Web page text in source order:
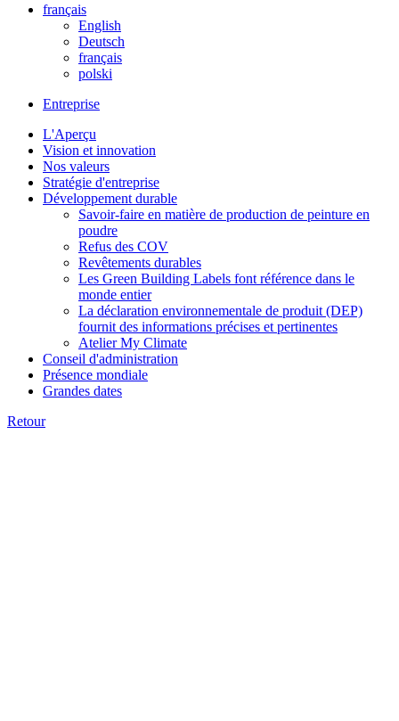
français
English
Deutsch
français
polski
Entreprise
L'Aperçu
Vision et innovation
Nos valeurs
Stratégie d'entreprise
Développement durable
Savoir-faire en matière de production de peinture en
poudre
Refus des COV
Revêtements durables
Les Green Building Labels font référence dans le
monde entier
La déclaration environnementale de produit (DEP)
fournit des informations précises et pertinentes
Atelier My Climate
Conseil d'administration
Présence mondiale
Grandes dates
Retour